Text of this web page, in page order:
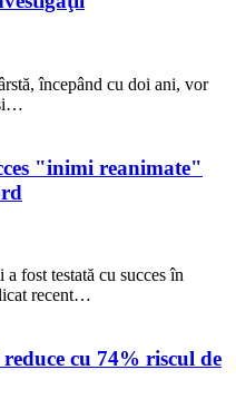
începând cu doi ani, vor
"inimi reanimate"
fost testată cu succes în
recent…
cu 74% riscul de